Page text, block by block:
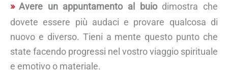
Avere un appuntamento al buiodimostra che
dovete essere più audaci e provare qualcosa di
nuovo e diverso. Tieni a mente questo punto che
state facendo progressi nel vostro viaggio spirituale
e emotivo o materiale.